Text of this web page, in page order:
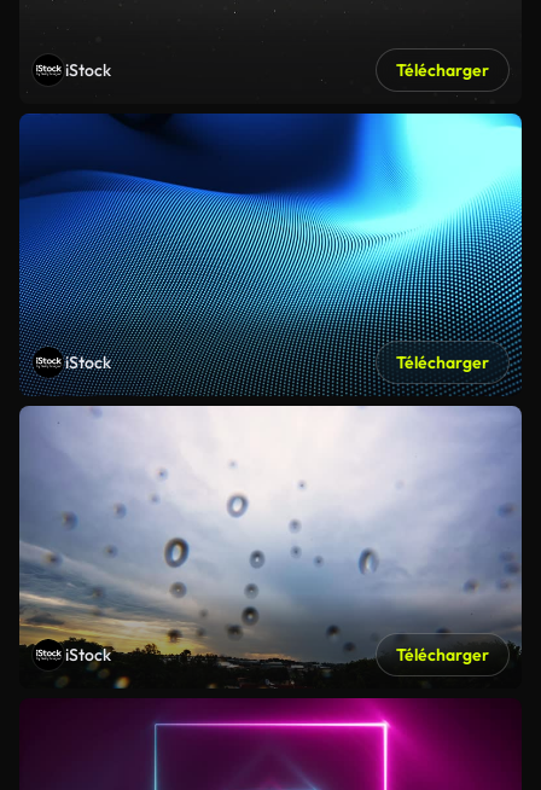
iStock Télécharger
iStock Télécharger
iStock Télécharger